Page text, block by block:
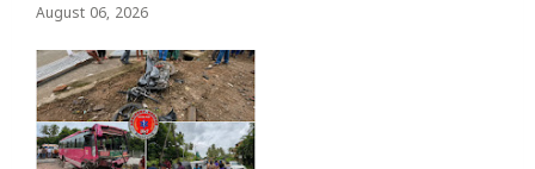
August 06, 2026